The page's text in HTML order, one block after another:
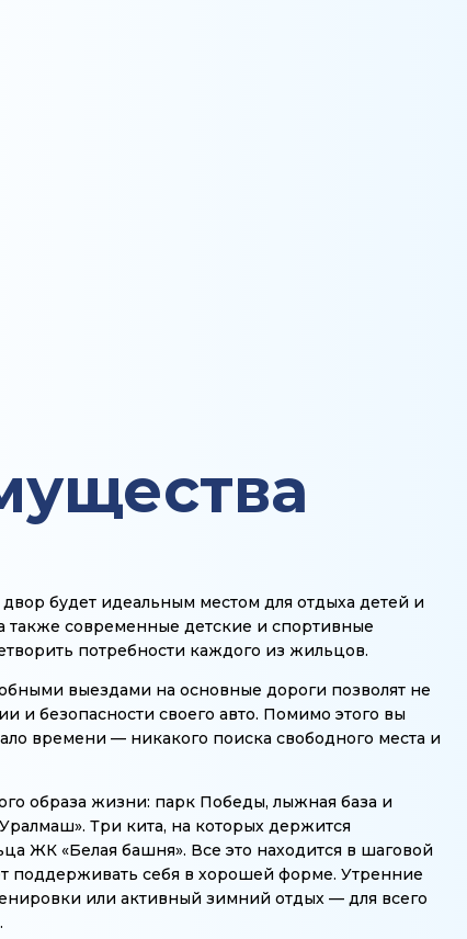
будет идеальным местом для отдыха детей и
также современные детские и спортивные
потребности каждого из жильцов.
выездами на основные дороги позволят не
и безопасности своего авто. Помимо этого вы
времени — никакого поиска свободного места и
образа жизни: парк Победы, лыжная база и
Три кита, на которых держится
ЖК «Белая башня». Все это находится в шаговой
поддерживать себя в хорошей форме. Утренние
или активный зимний отдых — для всего